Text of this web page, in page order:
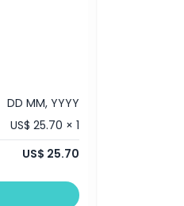
DD MM, YYYY
US$ 25.70 × 1
US$ 25.70